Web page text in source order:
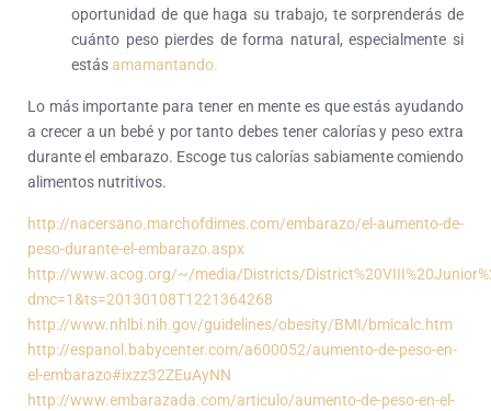
oportunidad de que haga su trabajo, te sorprenderás de
cuánto peso pierdes de forma natural, especialmente si
estás amamantando.
Lo más importante para tener en mente es que estás ayudando
a crecer a un bebé y por tanto debes tener calorías y peso extra
durante el embarazo. Escoge tus calorías sabiamente comiendo
alimentos nutritivos.
http://nacersano.marchofdimes.com/embarazo/el-aumento-de-
peso-durante-el-embarazo.aspx
http://www.acog.org/~/media/Districts/
dmc=1&ts=20130108T1221364268
http://www.nhlbi.nih.gov/guidelines/obesity/BMI/bmicalc.htm
http://espanol.babycenter.com/a600052/aumento-de-peso-en-
el-embarazo#ixzz32ZEuAyNN
http://www.embarazada.com/articulo/aumento-de-peso-en-el-